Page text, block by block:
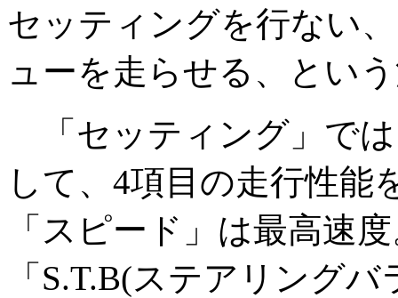
セッティングを行ない
ューを走らせる、とい
「セッティング」で
して、4項目の走行性能
「スピード」は最高速
「S.T.B(ステアリング